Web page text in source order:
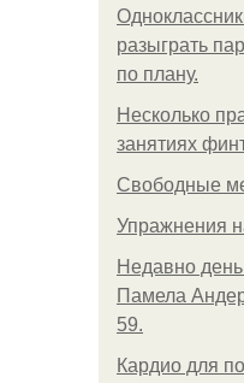
разыграть
по плану.
Несколько
занятиях
Свободные
Упражнения
Недавно
Памела
59.
Кардио для